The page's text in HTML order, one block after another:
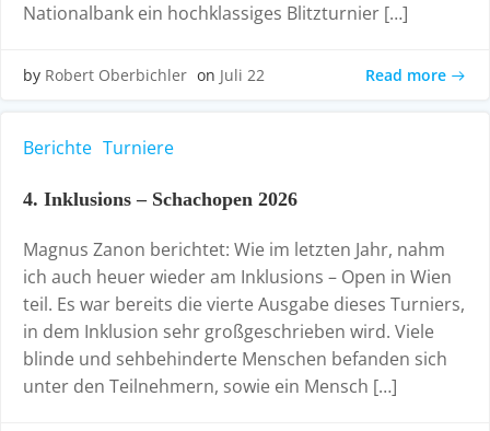
Nationalbank ein hochklassiges Blitzturnier […]
by Robert Oberbichler on Juli 22 Read more
Berichte Turniere
4. Inklusions – Schachopen 2026
Magnus Zanon berichtet: Wie im letzten Jahr, nahm
ich auch heuer wieder am Inklusions – Open in Wien
teil. Es war bereits die vierte Ausgabe dieses Turniers,
in dem Inklusion sehr großgeschrieben wird. Viele
blinde und sehbehinderte Menschen befanden sich
unter den Teilnehmern, sowie ein Mensch […]